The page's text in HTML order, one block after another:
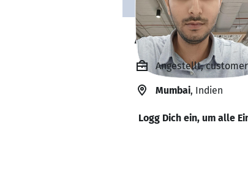
Ajay
Angestellt, customer
Mumbai, Indien
Logg Dich ein, um alle